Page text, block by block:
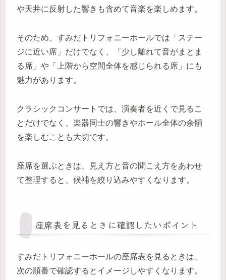
や天井に反射した響きも含めて音楽を楽しめます。
そのため、すみだトリフォニーホールでは「ステー
ジに近い席」だけでなく、「少し離れて音がまとま
る席」や「上階から空間全体を感じられる席」にも
魅力があります。
クラシックコンサートでは、演奏者を近くで見るこ
とだけでなく、楽器同士の響きやホール全体の余韻
を楽しむことも大切です。
座席を選ぶときは、見え方と音の聞こえ方をあわせ
て整理すると、候補を絞り込みやすくなります。
座席表を見るときに確認したいポイント
すみだトリフォニーホールの座席表を見るときは、
次の順番で確認するとイメージしやすくなります。